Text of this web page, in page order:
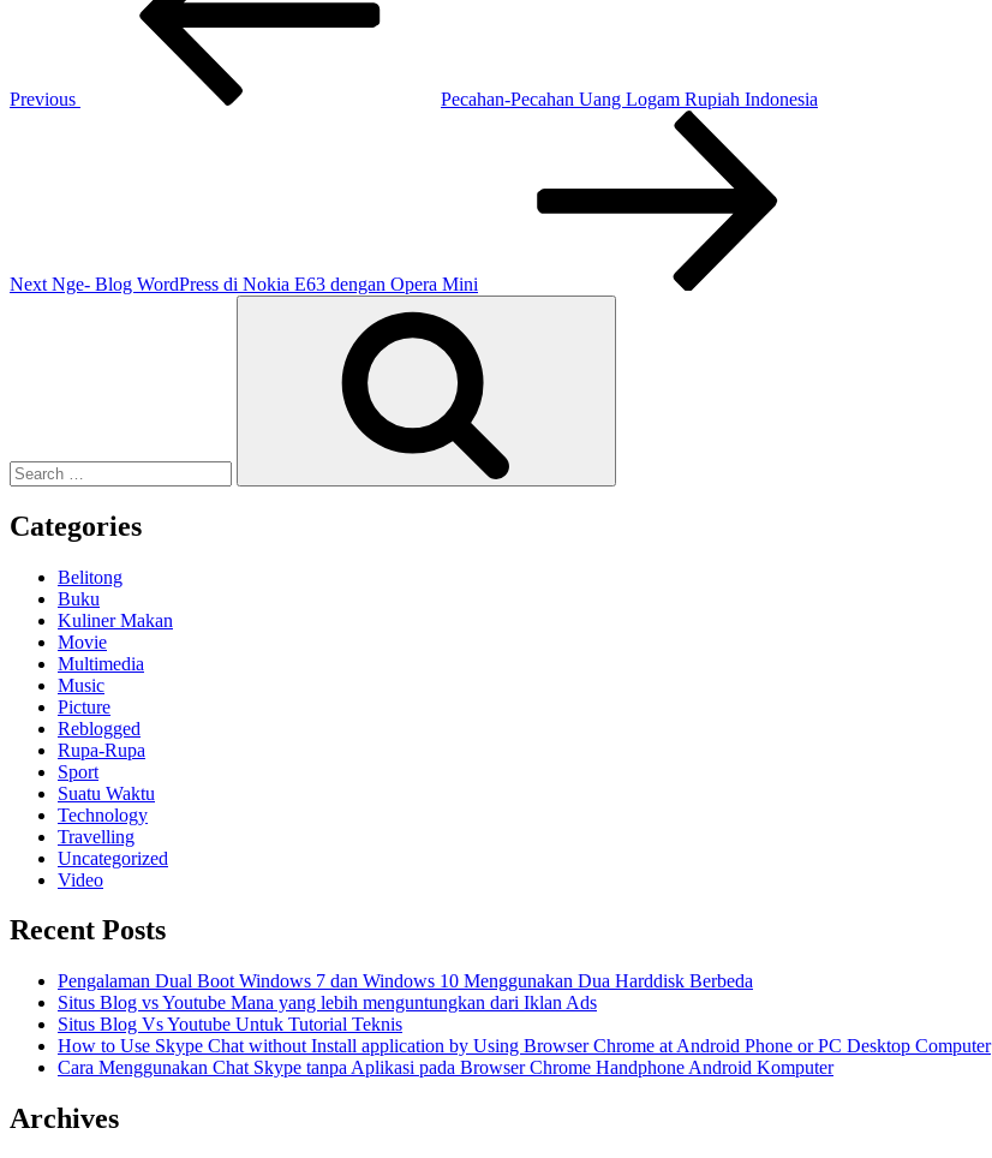
Previous
Pecahan-Pecahan Uang Logam Rupiah Indonesia
Next Nge- Blog WordPress di Nokia E63 dengan Opera Mini
Categories
Belitong
Buku
Kuliner Makan
Movie
Multimedia
Music
Picture
Reblogged
Rupa-Rupa
Sport
Suatu Waktu
Technology
Travelling
Uncategorized
Video
Recent Posts
Pengalaman Dual Boot Windows 7 dan Windows 10 Menggunakan Dua Harddisk Berbeda
Situs Blog vs Youtube Mana yang lebih menguntungkan dari Iklan Ads
Situs Blog Vs Youtube Untuk Tutorial Teknis
How to Use Skype Chat without Install application by Using Browser Chrome at Android Phone or PC Desktop Computer
Cara Menggunakan Chat Skype tanpa Aplikasi pada Browser Chrome Handphone Android Komputer
Archives